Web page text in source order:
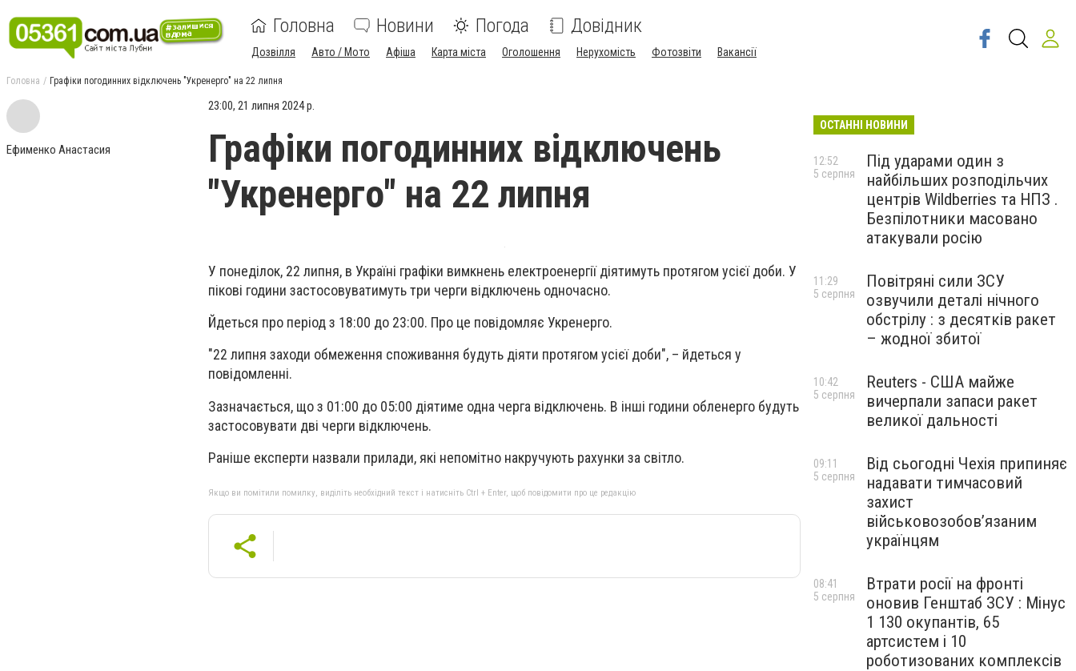
Головна Новини Погода Довідник
Дозвілля Авто / Мото Афіша Карта міста Оголошення Нерухомість Фотозвіти Вакансії
Головна Графіки погодинних відключень "Укренерго" на 22 липня
Ефименко Анастасия
23:00, 21 липня 2024 р.
Графіки погодинних відключень
"Укренерго" на 22 липня
У понеділок, 22 липня, в Україні графіки вимкнень електроенергії діятимуть протягом усієї доби. У
пікові години застосовуватимуть три черги відключень одночасно.
Йдеться про період з 18:00 до 23:00. Про це повідомляє Укренерго.
"22 липня заходи обмеження споживання будуть діяти протягом усієї доби", – йдеться у
повідомленні.
Зазначається, що з 01:00 до 05:00 діятиме одна черга відключень. В інші години обленерго будуть
застосовувати дві черги відключень.
Раніше експерти назвали прилади, які непомітно накручують рахунки за світло.
Якщо ви помітили помилку, виділіть необхідний текст і натисніть Ctrl + Enter, щоб повідомити про це редакцію
ОСТАННІ НОВИНИ
Під ударами один з
найбільших розподільчих
центрів Wildberries та НПЗ .
Безпілотники масовано
атакували росію
12:52
5 серпня
Повітряні сили ЗСУ
озвучили деталі нічного
обстрілу : з десятків ракет
– жодної збитої
11:29
5 серпня
Reuters - США майже
вичерпали запаси ракет
великої дальності
10:42
5 серпня
Від сьогодні Чехія припиняє
надавати тимчасовий
захист
військовозобов’язаним
українцям
09:11
5 серпня
Втрати росії на фронті
оновив Генштаб ЗСУ : Мінус
1 130 окупантів, 65
артсистем і 10
роботизованих комплексів
08:41
5 серпня